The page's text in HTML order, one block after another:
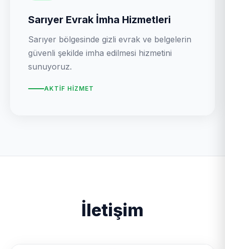
Sarıyer Evrak İmha Hizmetleri
Sarıyer bölgesinde gizli evrak ve belgelerin
güvenli şekilde imha edilmesi hizmetini
sunuyoruz.
AKTIF HIZMET
İletişim